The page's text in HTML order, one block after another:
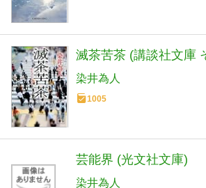
滅茶苦茶 (講談社文庫
染井為人
1005
芸能界 (光文社文庫)
染井為人